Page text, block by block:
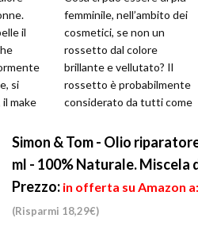
il
si
make
femminile, nell’ambito dei
cosmetici, se non un
rossetto dal colore
brillante e vellutato? Il
rossetto è probabilmente
considerato da tutti come
se...
Simon & Tom - Olio
ml - 100% Naturale. Miscela
Prezzo: in offerta su Amazon
(Risparmi 18,29€)